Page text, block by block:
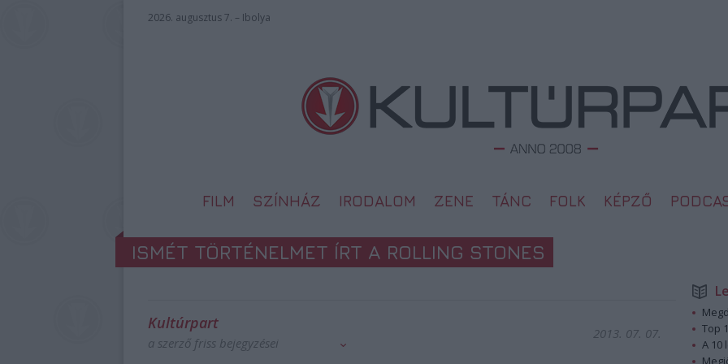
2026. augusztus 7. – Ibolya
FILM SZÍNHÁZ IRODALOM ZENE TÁNC FOLK KÉPZŐ
ISMÉT TÖRTÉNELMET ÍRT A ROLLING STONES
Kultúrpart
a szerző friss bejegyzései
2013. 07. 07.
Top
A 10